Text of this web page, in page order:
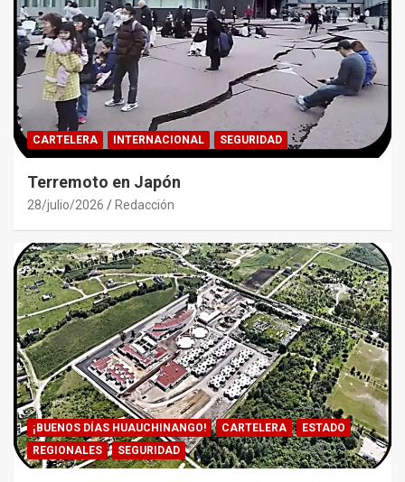
CARTELERA INTERNACIONAL SEGURIDAD
Terremoto en Japón
28/julio/2026 Redacción
¡BUENOS DÍAS HUAUCHINANGO! CARTELERA
ESTADO
REGIONALES
SEGURIDAD